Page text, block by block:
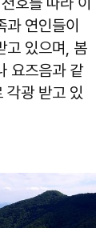
연인들이
고 있으며, 봄
요즈음과 같
각광 받고 있